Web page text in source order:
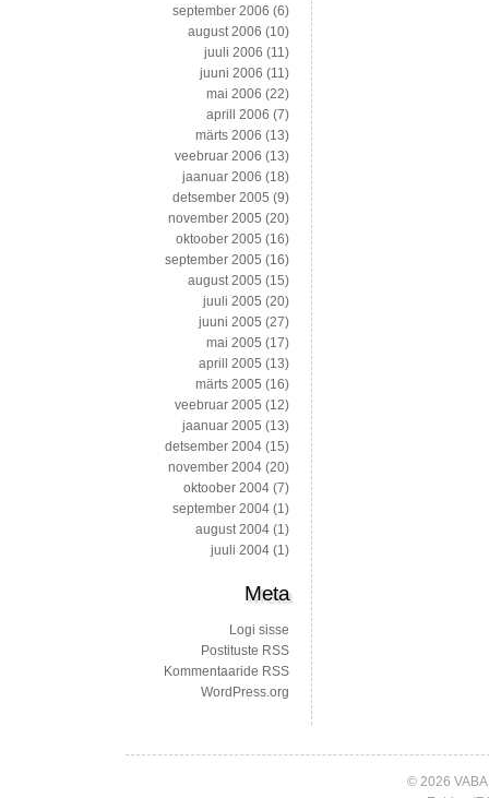
september 2006 (6)
august 2006 (10)
juuli 2006 (11)
juuni 2006 (11)
mai 2006 (22)
aprill 2006 (7)
märts 2006 (13)
veebruar 2006 (13)
jaanuar 2006 (18)
detsember 2005 (9)
november 2005 (20)
oktoober 2005 (16)
september 2005 (16)
august 2005 (15)
juuli 2005 (20)
juuni 2005 (27)
mai 2005 (17)
aprill 2005 (13)
märts 2005 (16)
veebruar 2005 (12)
jaanuar 2005 (13)
detsember 2004 (15)
november 2004 (20)
oktoober 2004 (7)
september 2004 (1)
august 2004 (1)
juuli 2004 (1)
Meta
Logi sisse
Postituste RSS
Kommentaaride RSS
WordPress.org
© 2026